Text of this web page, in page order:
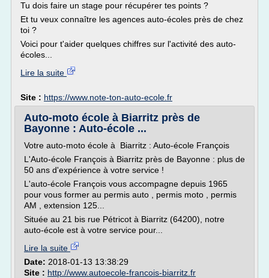
Tu dois faire un stage pour récupérer tes points ?
Et tu veux connaître les agences auto-écoles près de chez
toi ?
Voici pour t'aider quelques chiffres sur l'activité des auto-
écoles...
Lire la suite
Site : https://www.note-ton-auto-ecole.fr
Auto-moto école à Biarritz près de
Bayonne : Auto-école ...
Votre auto-moto école à Biarritz : Auto-école François
L'Auto-école François à Biarritz près de Bayonne : plus de
50 ans d'expérience à votre service !
L'auto-école François vous accompagne depuis 1965
pour vous former au permis auto , permis moto , permis
AM , extension 125...
Située au 21 bis rue Pétricot à Biarritz (64200), notre
auto-école est à votre service pour...
Lire la suite
Date: 2018-01-13 13:38:29
Site : http://www.autoecole-francois-biarritz.fr